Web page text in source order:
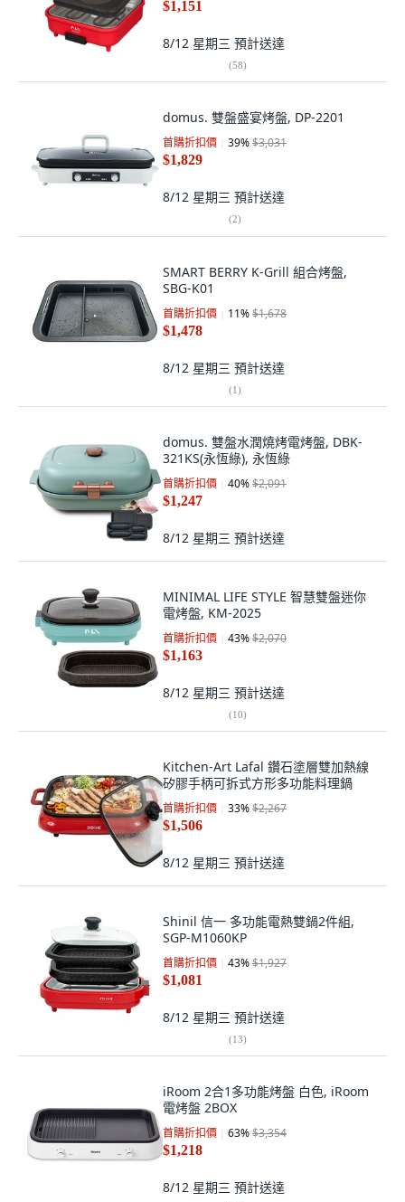
$1,151
8/12 星期三 預計送達
(58)
domus. 雙盤盛宴烤盤, DP-2201
首購折扣價 39%$3,031
$1,829
8/12 星期三 預計送達
(2)
SMART BERRY K-Grill 組合烤盤,
SBG-K01
首購折扣價 11%$1,678
$1,478
8/12 星期三 預計送達
(1)
domus. 雙盤水潤燒烤電烤盤, DBK-
321KS(永恆綠), 永恆綠
首購折扣價 40%$2,091
$1,247
8/12 星期三 預計送達
MINIMAL LIFE STYLE 智慧雙盤迷你
電烤盤, KM-2025
首購折扣價 43%$2,070
$1,163
8/12 星期三 預計送達
(10)
Kitchen-Art Lafal 鑽石塗層雙加熱線
矽膠手柄可拆式方形多功能料理鍋
首購折扣價 33%$2,267
$1,506
8/12 星期三 預計送達
Shinil 信一 多功能電熱雙鍋2件組,
SGP-M1060KP
首購折扣價 43%$1,927
$1,081
8/12 星期三 預計送達
(13)
iRoom 2合1多功能烤盤 白色, iRoom
電烤盤 2BOX
首購折扣價 63%$3,354
$1,218
8/12 星期三 預計送達